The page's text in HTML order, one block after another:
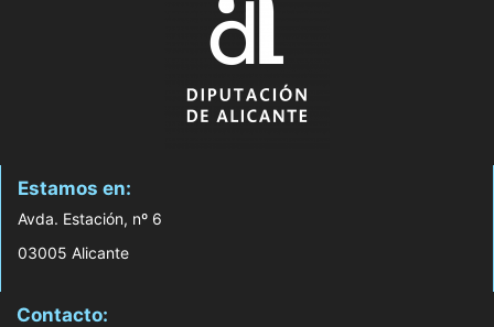
Estamos en:
Avda. Estación, nº 6
03005 Alicante
Contacto: